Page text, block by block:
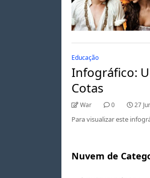
Educação
Infográfico:
Cotas
War 0 27
Para visualizar este
Nuvem de